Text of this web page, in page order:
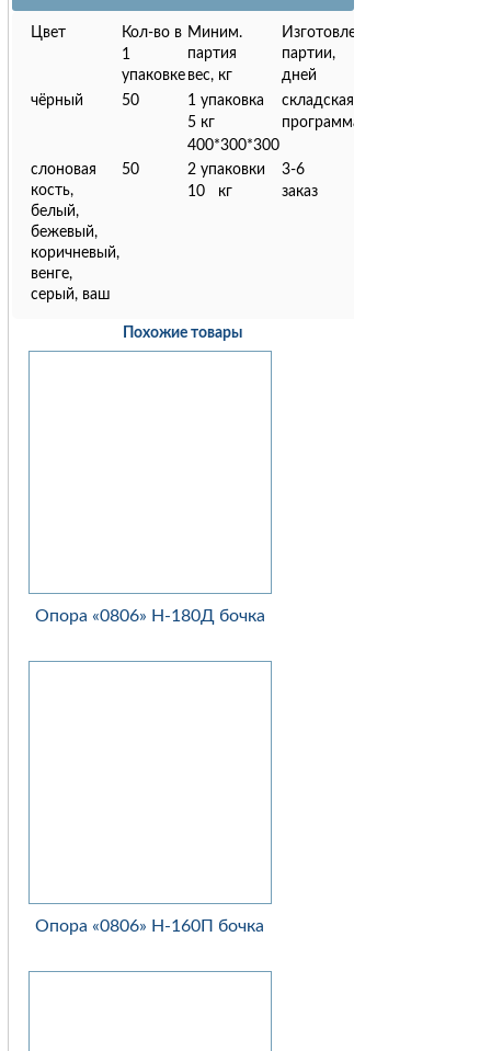
Цвет
Кол-во в
1
упаковке
Миним.
партия
вес, кг
Изготовление
партии,
дней
чёрный
50
1 упаковка
5 кг
400*300*300
складская
программа
слоновая
кость,
белый,
бежевый,
коричневый,
венге,
серый, ваш
50
2 упаковки
10 кг
3-6
заказ
Похожие товары
Опора «0806» Н-180Д бочка
Опора «0806» Н-160П бочка